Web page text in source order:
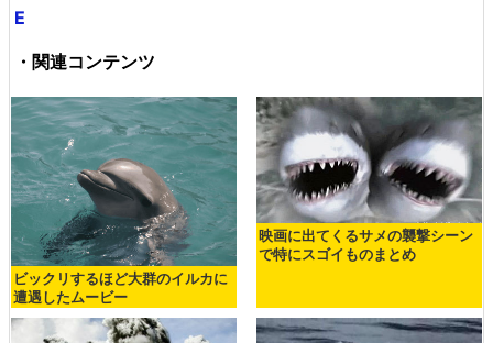
E
・関連コンテンツ
ビックリするほど大群のイルカに
遭遇したムービー
映画に出てくるサメの襲撃シーン
で特にスゴイものまとめ